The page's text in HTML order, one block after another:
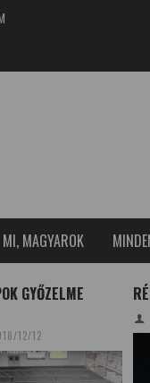
MI, MAGYAROK
GYŐZELME
12/12